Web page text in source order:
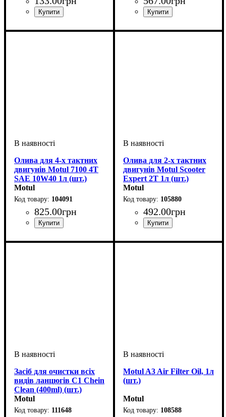
Олива для 4-х тактних
двигунів Motul 7100 4T
SAE 10W40 1л (шт.)
Motul
104091
825.00грн
Олива для 2-х тактних
двигунів Motul Scooter
Expert 2T 1л (шт.)
Motul
105880
492.00грн
Засіб для очистки всіх
видів ланцюгів С1 Chein
Clean (400ml) (шт.)
Motul
111648
Motul A3 Air Filter Oil, 1л
(шт.)
Motul
108588